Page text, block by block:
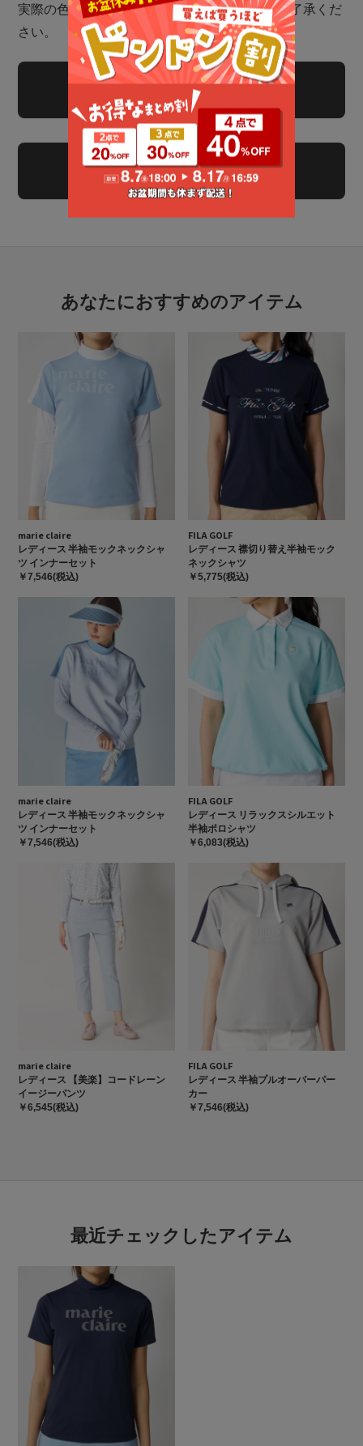
実際の色味と異なる場合がございます。予めご了承くだ
さい。
商品についてのお問い合わせ
レビューを書く
あなたにおすすめのアイテム
marie claire
レディース 半袖モックネックシャ
ツ インナーセット
￥7,546(税込)
FILA GOLF
レディース 襟切り替え半袖モック
ネックシャツ
￥5,775(税込)
marie claire
レディース 半袖モックネックシャ
ツ インナーセット
￥7,546(税込)
FILA GOLF
レディース リラックスシルエット
半袖ポロシャツ
￥6,083(税込)
marie claire
レディース 【美楽】コードレーン
イージーパンツ
￥6,545(税込)
FILA GOLF
レディース 半袖プルオーバーパー
カー
￥7,546(税込)
最近チェックしたアイテム